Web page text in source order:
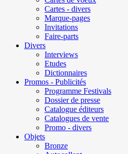
Cartes - divers
Marque-pages
Invitations
Faire-parts
Divers
Interviews
Etudes
Dictionnaires
Promos - Publicités
Programme Festivals
Dossier de presse
Catalogue éditeurs
Catalogues de vente
Promo - divers
Objets
Bronze